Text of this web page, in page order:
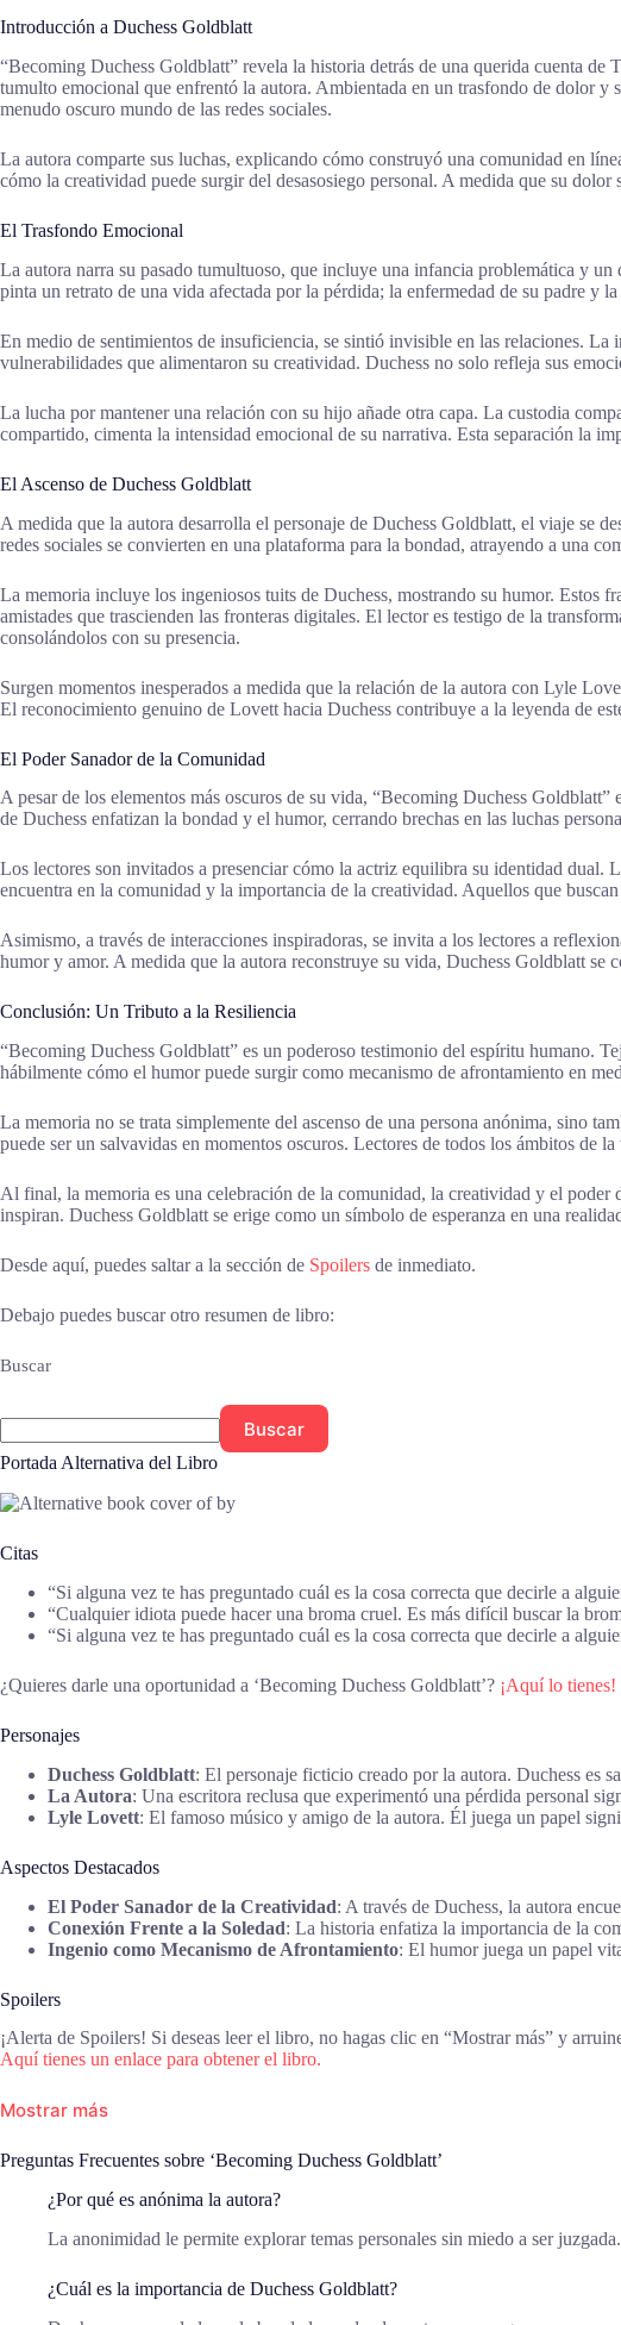
Introducción a Duchess Goldblatt
“Becoming Duchess Goldblatt” revela la historia detrás de una querida cuenta
tumulto emocional que enfrentó la autora. Ambientada en un trasfondo de dolor
menudo oscuro mundo de las redes sociales.
La autora comparte sus luchas, explicando cómo construyó una comunidad en
cómo la creatividad puede surgir del desasosiego personal. A medida que su
El Trasfondo Emocional
La autora narra su pasado tumultuoso, que incluye una infancia problemática y
pinta un retrato de una vida afectada por la pérdida; la enfermedad de su padre y
En medio de sentimientos de insuficiencia, se sintió invisible en las relaciones.
vulnerabilidades que alimentaron su creatividad. Duchess no solo refleja sus
La lucha por mantener una relación con su hijo añade otra capa. La custodia
compartido, cimenta la intensidad emocional de su narrativa. Esta separación la
El Ascenso de Duchess Goldblatt
A medida que la autora desarrolla el personaje de Duchess Goldblatt, el viaje se
redes sociales se convierten en una plataforma para la bondad, atrayendo a una
La memoria incluye los ingeniosos tuits de Duchess, mostrando su humor. Estos
amistades que trascienden las fronteras digitales. El lector es testigo de la
consolándolos con su presencia.
Surgen momentos inesperados a medida que la relación de la autora con Lyle
El reconocimiento genuino de Lovett hacia Duchess contribuye a la leyenda de
El Poder Sanador de la Comunidad
A pesar de los elementos más oscuros de su vida, “Becoming Duchess
de Duchess enfatizan la bondad y el humor, cerrando brechas en las luchas
Los lectores son invitados a presenciar cómo la actriz equilibra su identidad dual.
encuentra en la comunidad y la importancia de la creatividad. Aquellos que
Asimismo, a través de interacciones inspiradoras, se invita a los lectores a
humor y amor. A medida que la autora reconstruye su vida, Duchess Goldblatt se
Conclusión: Un Tributo a la Resiliencia
“Becoming Duchess Goldblatt” es un poderoso testimonio del espíritu humano.
hábilmente cómo el humor puede surgir como mecanismo de afrontamiento en
La memoria no se trata simplemente del ascenso de una persona anónima, sino
puede ser un salvavidas en momentos oscuros. Lectores de todos los ámbitos de
Al final, la memoria es una celebración de la comunidad, la creatividad y el
inspiran. Duchess Goldblatt se erige como un símbolo de esperanza en una
Desde aquí, puedes saltar a la sección de Spoilers de inmediato.
Debajo puedes buscar otro resumen de libro:
Buscar
Buscar
Portada Alternativa del Libro
Citas
“Si alguna vez te has preguntado cuál es la cosa correcta que decirle a
“Cualquier idiota puede hacer una broma cruel. Es más difícil buscar la
“Si alguna vez te has preguntado cuál es la cosa correcta que decirle a
¿Quieres darle una oportunidad a ‘Becoming Duchess Goldblatt’? ¡Aquí lo tienes!
Personajes
Duchess Goldblatt: El personaje ficticio creado por la autora. Duchess es
La Autora: Una escritora reclusa que experimentó una pérdida personal
Lyle Lovett: El famoso músico y amigo de la autora. Él juega un papel
Aspectos Destacados
El Poder Sanador de la Creatividad: A través de Duchess, la autora
Conexión Frente a la Soledad: La historia enfatiza la importancia de la
Ingenio como Mecanismo de Afrontamiento: El humor juega un papel
Spoilers
¡Alerta de Spoilers! Si deseas leer el libro, no hagas clic en “Mostrar más” y
Aquí tienes un enlace para obtener el libro.
Mostrar más
Preguntas Frecuentes sobre ‘Becoming Duchess Goldblatt’
¿Por qué es anónima la autora?
La anonimidad le permite explorar temas personales sin miedo a ser juzgada.
¿Cuál es la importancia de Duchess Goldblatt?